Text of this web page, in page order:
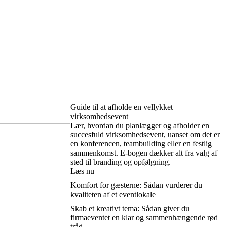
Guide til at afholde en vellykket
virksomhedsevent
Lær, hvordan du planlægger og afholder en
succesfuld virksomhedsevent, uanset om det er
en konferencen, teambuilding eller en festlig
sammenkomst. E-bogen dækker alt fra valg af
sted til branding og opfølgning.
Læs nu
Komfort for gæsterne: Sådan vurderer du
kvaliteten af et eventlokale
Skab et kreativt tema: Sådan giver du
firmaeventet en klar og sammenhængende rød